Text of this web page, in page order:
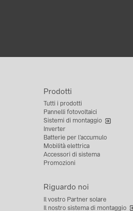
Prodotti
Tutti i prodotti
Pannelli fotovoltaici
Sistemi di montaggio
Inverter
Batterie per l’accumulo
Mobilità elettrica
Accessori di sistema
Promozioni
Riguardo noi
Il vostro Partner solare
Il nostro sistema di montaggio